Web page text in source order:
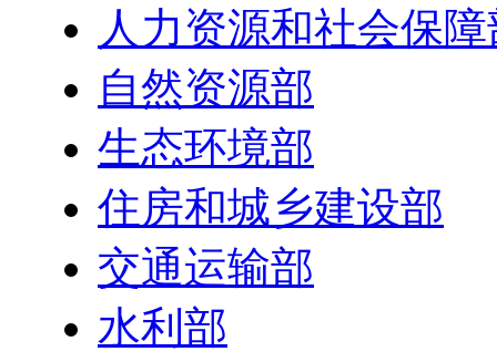
人力资源和社会保
自然资源部
生态环境部
住房和城乡建设部
交通运输部
水利部